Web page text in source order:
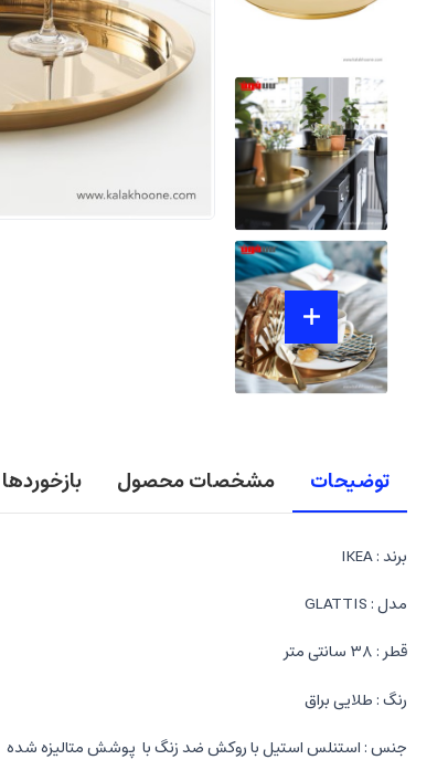
توضیحات مشخصات محصول بازخوردها
برند : IKEA
مدل : GLATTIS
قطر : ۳۸ سانتی متر
رنگ : طلایی براق
جنس : استنلس استیل با روکش ضد زنگ با پوشش متالیزه شده